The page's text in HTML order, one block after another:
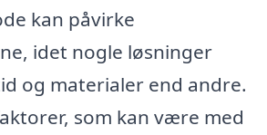
kan påvirke
idet nogle løsninger
og materialer end andre.
som kan være med